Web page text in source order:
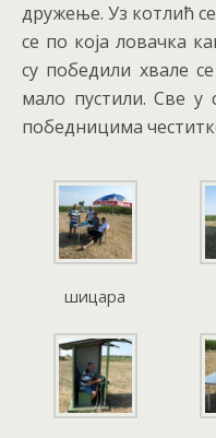
дружење. Уз котлић
се по која ловачка
су победили хвале
мало пустили. Све у
победницима
шицара